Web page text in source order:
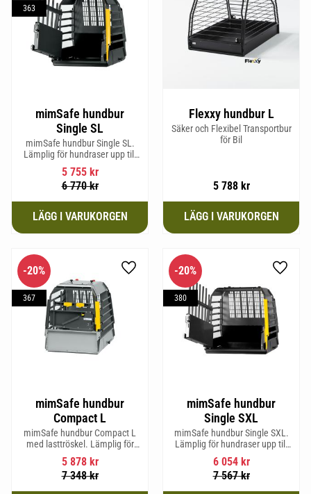
mimSafe hundbur
Single SL
mimSafe hundbur Single SL.
Lämplig för hundraser upp till
58 cm i mankhöjd.
5 755kr
6 770kr
363
Flexxy hundbur L
Säker och Flexibel Transportbur
för Bil
5 788kr
mimSafe hundbur
Compact L
mimSafe hundbur Compact L
med lasttröskel. Lämplig för
hundraser upp till 58 cm i
mankhöjd.
5 878kr
7 348kr
20%
367
Lägg till i favoriter
mimSafe hundbur
Single SXL
mimSafe hundbur Single SXL.
Lämplig för hundraser upp till
64 cm i mankhöjd.
6 054kr
7 567kr
20%
380
Lägg